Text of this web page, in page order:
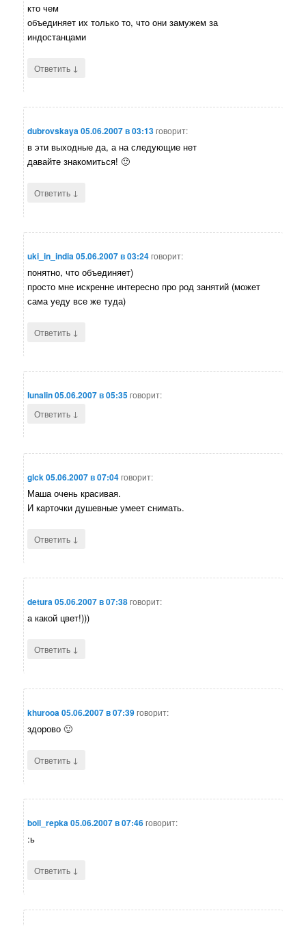
кто чем
объединяет их только то, что они замужем за
индостанцами
Ответить ↓
dubrovskaya05.06.2007 в 03:13говорит:
в эти выходные да, а на следующие нет
давайте знакомиться! 🙂
Ответить ↓
uki_in_india05.06.2007 в 03:24говорит:
понятно, что объединяет)
просто мне искренне интересно про род занятий (может
сама уеду все же туда)
Ответить ↓
lunalin05.06.2007 в 05:35говорит:
Ответить ↓
glck05.06.2007 в 07:04говорит:
Маша очень красивая.
И карточки душевные умеет снимать.
Ответить ↓
detura05.06.2007 в 07:38говорит:
а какой цвет!)))
Ответить ↓
khurooa05.06.2007 в 07:39говорит:
здорово 🙂
Ответить ↓
boil_repka05.06.2007 в 07:46говорит:
:ь
Ответить ↓